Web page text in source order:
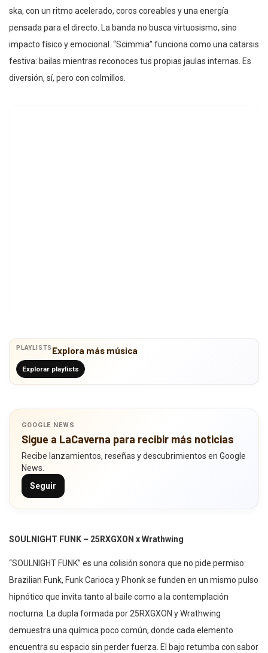
ska, con un ritmo acelerado, coros coreables y una energía
pensada para el directo. La banda no busca virtuosismo, sino
impacto físico y emocional. “Scimmia” funciona como una catarsis
festiva: bailas mientras reconoces tus propias jaulas internas. Es
diversión, sí, pero con colmillos.
PLAYLISTS Explora más música
Explorar playlists
GOOGLE NEWS
Sigue a LaCaverna para recibir más noticias
Recibe lanzamientos, reseñas y descubrimientos en Google
News.
Seguir
SOULNIGHT FUNK – 25RXGXON x Wrathwing
“SOULNIGHT FUNK” es una colisión sonora que no pide permiso:
Brazilian Funk, Funk Carioca y Phonk se funden en un mismo pulso
hipnótico que invita tanto al baile como a la contemplación
nocturna. La dupla formada por 25RXGXON y Wrathwing
demuestra una química poco común, donde cada elemento
encuentra su espacio sin perder fuerza. El bajo retumba con sabor